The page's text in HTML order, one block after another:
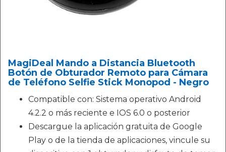
MagiDeal Mando a Distancia Bluetooth
Botón de Obturador Remoto para Cámara
de Teléfono Selfie Stick Monopod - Negro
Compatible con: Sistema operativo Android
4.2.2 o más reciente e IOS 6.0 o posterior
Descargue la aplicación gratuita de Google
Play o de la tienda de aplicaciones, vincule su